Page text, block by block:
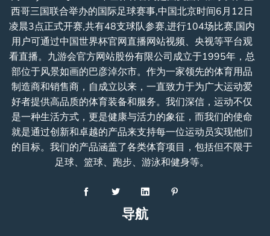
西哥三国联合举办的国际足球赛事,中国北京时间6月12日
凌晨3点正式开赛,共有48支球队参赛,进行104场比赛,国内
用户可通过中国世界杯官网直播网站视频、央视等平台观
看直播。九游会官方网站股份有限公司成立于1995年，总
部位于风景如画的巴彦淖尔市。作为一家领先的体育用品
制造商和销售商，自成立以来，一直致力于为广大运动爱
好者提供高品质的体育装备和服务。我们深信，运动不仅
是一种生活方式，更是健康与活力的象征，而我们的使命
就是通过创新和卓越的产品来支持每一位运动员实现他们
的目标。我们的产品涵盖了各类体育项目，包括但不限于
足球、篮球、跑步、游泳和健身等。
导航